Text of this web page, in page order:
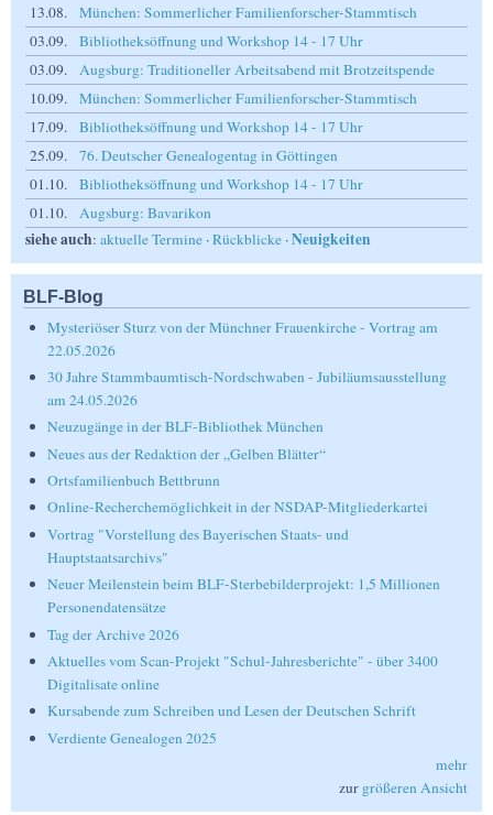
13.08.
München: Sommerlicher Familienforscher-Stammtisch
03.09.
Bibliotheksöffnung und Workshop 14 - 17 Uhr
03.09.
Augsburg: Traditioneller Arbeitsabend mit Brotzeitspende
10.09.
München: Sommerlicher Familienforscher-Stammtisch
17.09.
Bibliotheksöffnung und Workshop 14 - 17 Uhr
25.09.
76. Deutscher Genealogentag in Göttingen
01.10.
Bibliotheksöffnung und Workshop 14 - 17 Uhr
01.10.
Augsburg: Bavarikon
siehe auch: aktuelle Termine ·Rückblicke ·Neuigkeiten
BLF-Blog
Mysteriöser Sturz von der Münchner Frauenkirche - Vortrag am
22.05.2026
30 Jahre Stammbaumtisch-Nordschwaben - Jubiläumsausstellung
am 24.05.2026
Neuzugänge in der BLF-Bibliothek München
Neues aus der Redaktion der „Gelben Blätter“
Ortsfamilienbuch Bettbrunn
Online-Recherchemöglichkeit in der NSDAP-Mitgliederkartei
Vortrag "Vorstellung des Bayerischen Staats- und
Hauptstaatsarchivs"
Neuer Meilenstein beim BLF-Sterbebilderprojekt: 1,5 Millionen
Personendatensätze
Tag der Archive 2026
Aktuelles vom Scan-Projekt "Schul-Jahresberichte" - über 3400
Digitalisate online
Kursabende zum Schreiben und Lesen der Deutschen Schrift
Verdiente Genealogen 2025
mehr
zur größeren Ansicht